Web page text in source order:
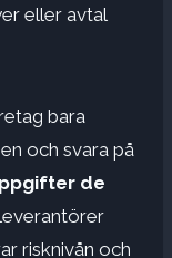
eller avtal
bara
och svara på
de
risknivån och